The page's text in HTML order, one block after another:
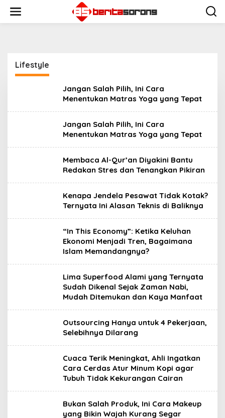
content
Lifestyle
Jangan Salah Pilih, Ini Cara
Menentukan Matras Yoga yang Tepat
Jangan Salah Pilih, Ini Cara
Menentukan Matras Yoga yang Tepat
Membaca Al-Qur’an Diyakini Bantu
Redakan Stres dan Tenangkan Pikiran
Kenapa Jendela Pesawat Tidak Kotak?
Ternyata Ini Alasan Teknis di Baliknya
“In This Economy”: Ketika Keluhan
Ekonomi Menjadi Tren, Bagaimana
Islam Memandangnya?
Lima Superfood Alami yang Ternyata
Sudah Dikenal Sejak Zaman Nabi,
Mudah Ditemukan dan Kaya Manfaat
Outsourcing Hanya untuk 4 Pekerjaan,
Selebihnya Dilarang
Cuaca Terik Meningkat, Ahli Ingatkan
Cara Cerdas Atur Minum Kopi agar
Tubuh Tidak Kekurangan Cairan
Bukan Salah Produk, Ini Cara Makeup
yang Bikin Wajah Kurang Segar